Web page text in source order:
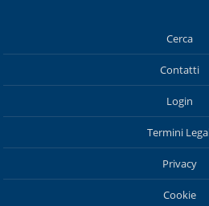
Cerca
Contatti
Login
Termini
Privacy
Cookie